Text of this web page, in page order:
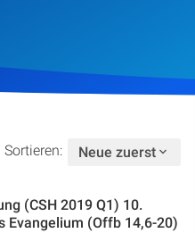
Sortieren: Neue zuerst
(CSH 2019 Q1) 10.
Evangelium (Offb 14,6-20)
Podcasts
Studienzentrum
Über Uns